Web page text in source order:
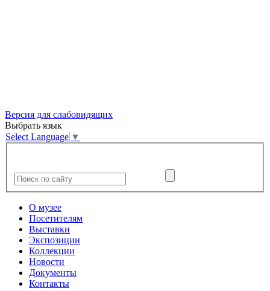
Версия для слабовидящих
Выбрать язык
Select Language ▼
О музее
Посетителям
Выставки
Экспозиции
Коллекции
Новости
Документы
Контакты